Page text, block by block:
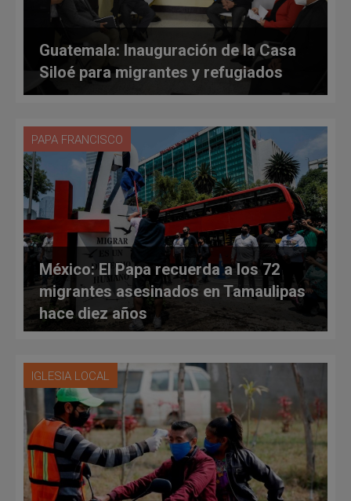
Guatemala: Inauguración de la Casa
Siloé para migrantes y refugiados
PAPA FRANCISCO
México: El Papa recuerda a los 72
migrantes asesinados en Tamaulipas
hace diez años
IGLESIA LOCAL